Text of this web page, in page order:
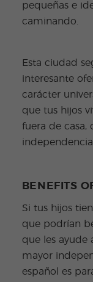
pequeñas e
caminando.
Esta ciudad
interesante
carácter
que tus hijos
fuera de casa,
BENEFITS
Si tus hijos
que podrían
que les ayude
mayor
español es